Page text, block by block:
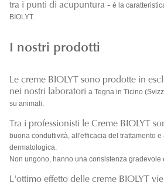
tra i punti di acupuntura - è la
BIOLYT.
I nostri prodotti
Le creme BIOLYT sono prodotte in
nei nostri laboratori a Tegna in Ticino
su animali.
Tra i professionisti le Creme BIOLYT
buona conduttività, all'efficacia del trattamento
dermatologica.
Non ungono, hanno una consistenza
L'ottimo effetto delle creme BIOLYT